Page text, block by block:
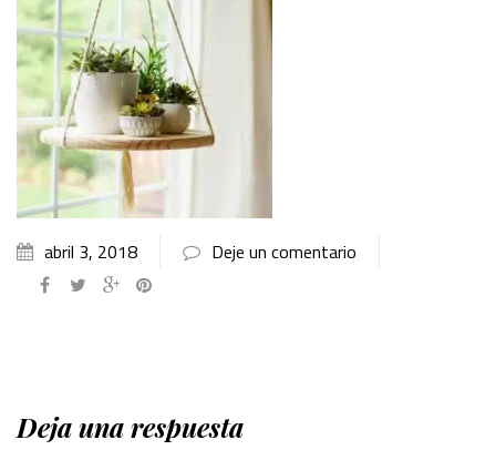
abril 3, 2018 Deje un comentario
Deja una respuesta